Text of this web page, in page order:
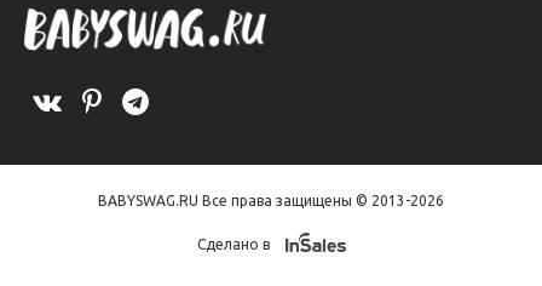
BABYSWAG.RU Все права защищены © 2013-2026
Сделано в